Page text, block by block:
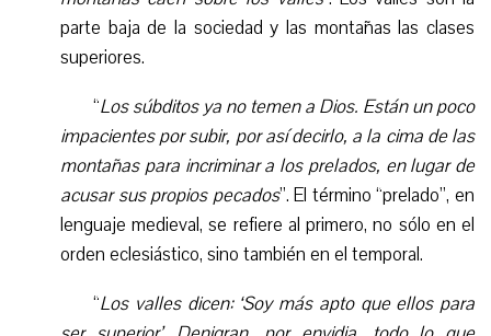
parte baja de la sociedad y las montañas las clases
superiores.
“Los súbditos ya no temen a Dios. Están un poco
impacientes por subir, por así decirlo, a la cima de las
montañas para incriminar a los prelados, en lugar de
acusar sus propios pecados”. El término “prelado”, en
lenguaje medieval, se refiere al primero, no sólo en el
orden eclesiástico, sino también en el temporal.
“Los valles dicen: ‘Soy más apto que ellos para